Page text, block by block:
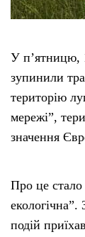
У п’ятницю,
зупинили
територію
мережі”,
значення
Про це
подій